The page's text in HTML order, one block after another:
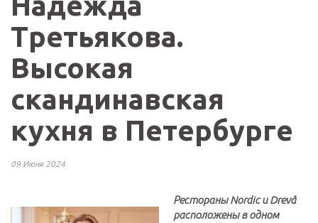
Третьякова.
Высокая
скандинавская
кухня в Петербурге
09 Июня 2024
Рестораны Nordic и Drevå
расположены в одном